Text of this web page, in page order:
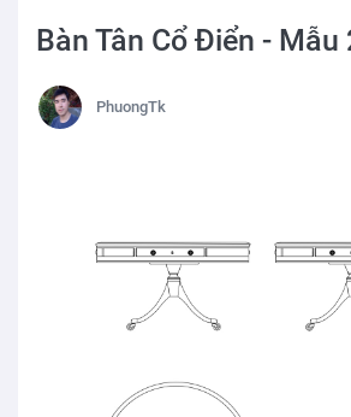
Bàn Tân Cổ Điển - Mẫu
PhuongTk